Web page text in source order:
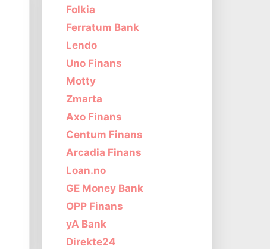
Folkia
Ferratum Bank
Lendo
Uno Finans
Motty
Zmarta
Axo Finans
Centum Finans
Arcadia Finans
Loan.no
GE Money Bank
OPP Finans
yA Bank
Direkte24